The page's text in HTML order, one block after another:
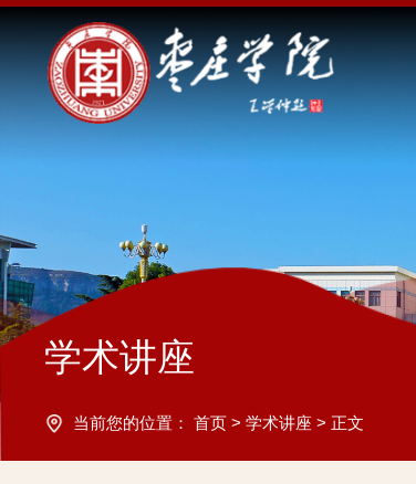
学术讲座
当前您的位置： 首页> 学术讲座 > 正文